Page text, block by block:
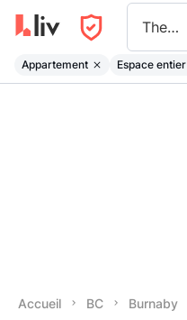
The Amazing Brentwood
Appartement Espace entier
Accueil BC Burnaby